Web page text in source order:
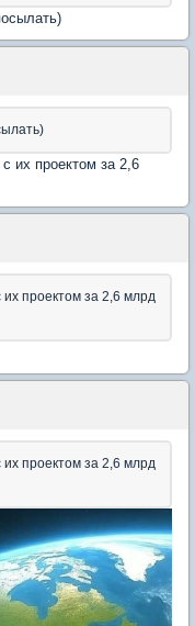
их проектом за 2,6
их проектом за 2,6 млрд
их проектом за 2,6 млрд